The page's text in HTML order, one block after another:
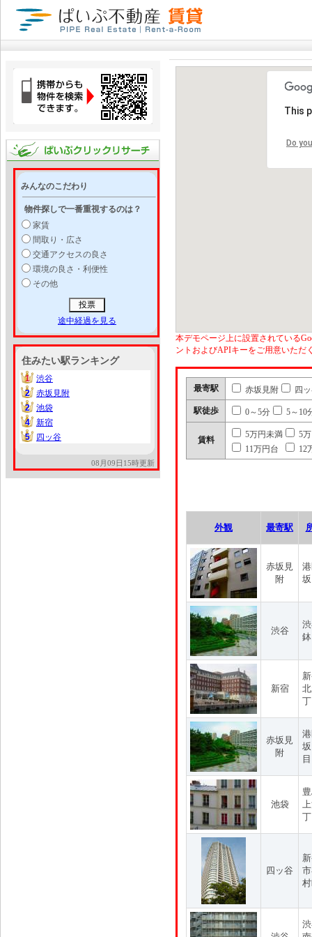
みんなのこだわり
物件探しで一番重視するのは？
家賃
間取り・広さ
交通アクセスの良さ
環境の良さ・利便性
その他
途中経過を見る
住みたい駅ランキング
1
1
渋谷
2
2
赤坂見附
2
2
池袋
4
4
新宿
5
5 四ッ谷
08月09日15時更新
This
Do
本デモページ上に設置されている
ントおよびAPIキーをご用意いただ
最寄駅 赤坂見附 四
駅徒歩 0～5分 5～10
賃料
5万円未満
5
11万円台
12
外観 最寄駅
赤坂見
附
渋谷
新宿
赤坂見
附
目
池袋
四ッ谷